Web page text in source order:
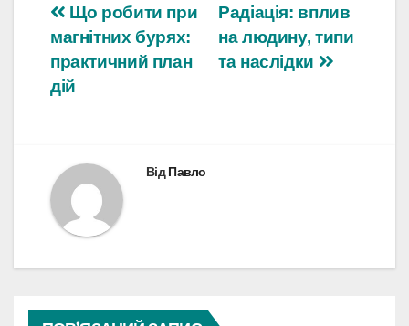
Навігація
записів
Радіація: вплив
на людину, типи
та наслідки
Що робити при
магнітних бурях:
практичний план
дій
ВідПавло